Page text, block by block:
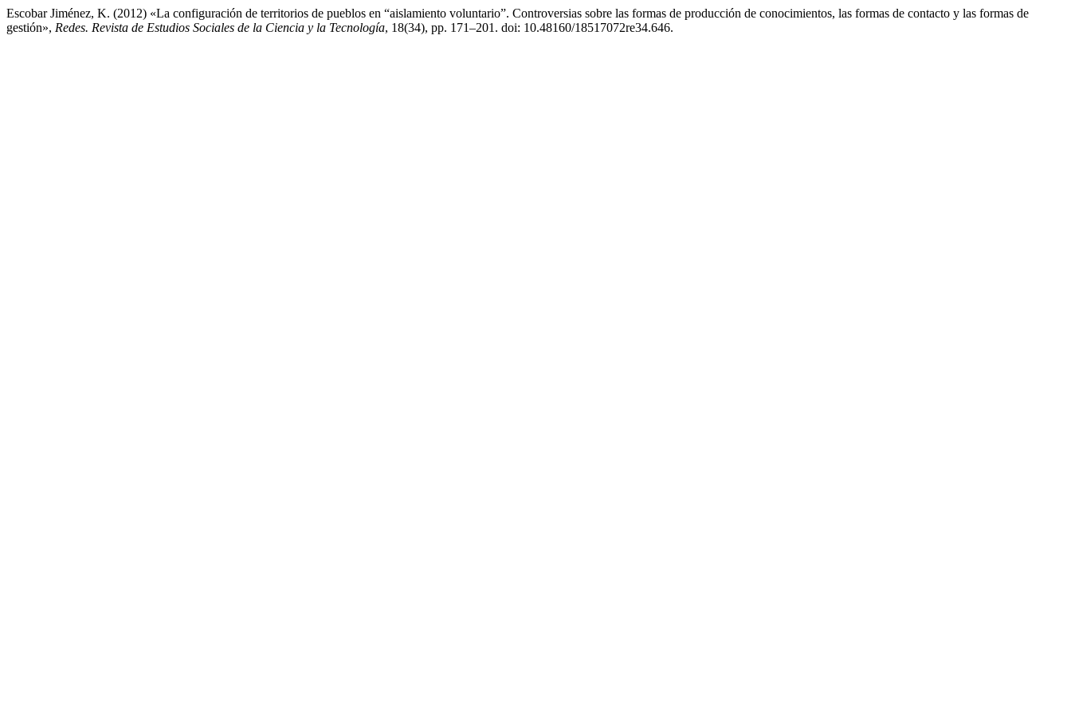
Escobar Jiménez, K. (2012) «La configuración de territorios de pueblos en “aislamiento voluntario”. Controversias sobre las formas de producción de conocimientos, las formas de contacto y las formas de
gestión», Redes. Revista de Estudios Sociales de la Ciencia y la Tecnología, 18(34), pp. 171–201. doi: 10.48160/18517072re34.646.